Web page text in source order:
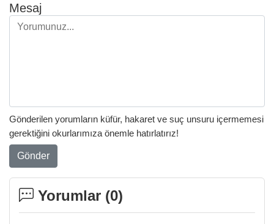
Mesaj
Gönderilen yorumların küfür, hakaret ve suç unsuru içermemesi
gerektiğini okurlarımıza önemle hatırlatırız!
Gönder
Yorumlar (0)